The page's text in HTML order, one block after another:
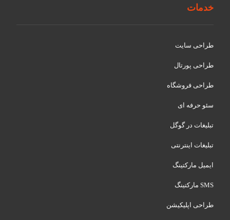
خدمات
طراحی سایت
طراحی پورتال
طراحی فروشگاه
سئو حرفه ای
تبلیغات در گوگل
تبلیغات اینترنتی
ایمیل مارکتینگ
SMS مارکتینگ
طراحی اپلیکیشن